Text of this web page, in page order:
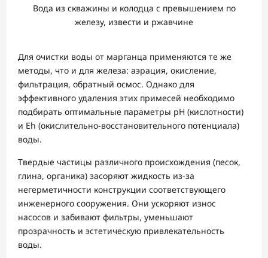
Вода из скважины и колодца с превышением по
железу, извести и ржавчине
Для очистки воды от марганца применяются те же
методы, что и для железа: аэрация, окисление,
фильтрация, обратный осмос. Однако для
эффективного удаления этих примесей необходимо
подбирать оптимальные параметры рН (кислотности)
и Eh (окислительно-восстановительного потенциала)
воды.
Твердые частицы различного происхождения (песок,
глина, органика) засоряют жидкость из-за
негерметичности конструкции соответствующего
инженерного сооружения. Они ускоряют износ
насосов и забивают фильтры, уменьшают
прозрачность и эстетическую привлекательность
воды.